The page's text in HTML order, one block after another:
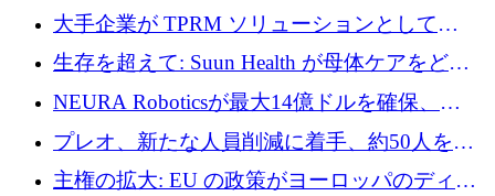
ドルを調達
大手企業が TPRM ソリューションとして
Vanta を選択する理由
生存を超えて: Suun Health が母体ケアをどの
ように再考しているか
NEURA Roboticsが最大14億ドルを確保、
Bending Spoonsが米国IPOを申請、英国首相が
4億ポンドのチップ計画を発表
プレオ、新たな人員削減に着手、約50人を解
雇
主権の拡大: EU の政策がヨーロッパのディー